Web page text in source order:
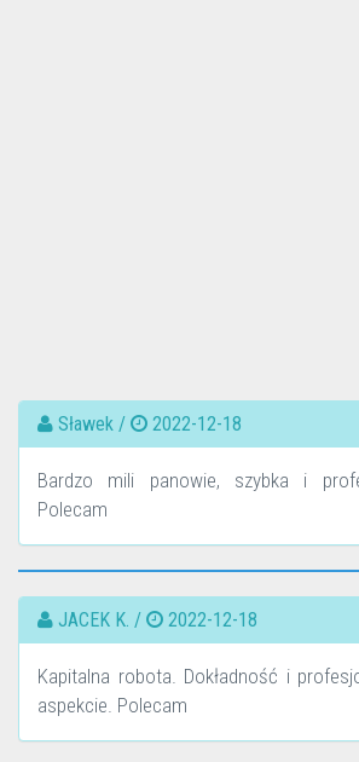
Sławek / 2022-12-18
Bardzo mili panowie, szybka i
Polecam
JACEK K. / 2022-12-18
Kapitalna robota. Dokładność i
aspekcie. Polecam